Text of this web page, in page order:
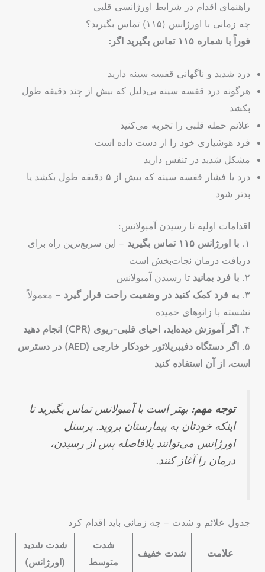
راهنمای اقدام در شرایط اورژانسی قلبی
چه زمانی با اورژانس (۱۱۵) تماس بگیرید؟
فوراً با شماره ۱۱۵ تماس بگیرید اگر:
درد شدید و ناگهانی قفسه سینه دارید
هرگونه درد قفسه سینه بی‌دلیل که بیش از چند دقیقه طول
بکشد
علائم حمله قلبی را تجربه می‌کنید
فرد هوشیاری خود را از دست داده است
مشکل شدید در تنفس دارید
درد یا فشار قفسه سینه که بیش از ۵ دقیقه طول بکشد یا
بدتر شود
اقدامات اولیه تا رسیدن آمبولانس:
۱. با اورژانس ۱۱۵ تماس بگیرید
– این سریع‌ترین راه برای
دریافت درمان نجات‌بخش است
۲. با فرد بمانید تا رسیدن آمبولانس
۳. به فرد کمک کنید در وضعیت راحت قرار گیرد – معمولاً
نشسته با زانوهای خمیده
۴. اگر آموزش دیده‌اید، احیای قلبی-ریوی (CPR) انجام دهید
۵.
اگر دستگاه دفیبریلاتور خودکار خارجی (AED) در دسترس
است، از آن استفاده کنید
توجه مهم: بهتر است با آمبولانس تماس بگیرید تا
اینکه خودتان به بیمارستان بروید. پرسنل
اورژانس می‌توانند بلافاصله پس از رسیدن،
درمان را آغاز کنند.
جدول علائم و شدت – چه زمانی باید اقدام کرد
علامت
شدت خفیف
شدت
متوسط
شدت شدید
(اورژانس)